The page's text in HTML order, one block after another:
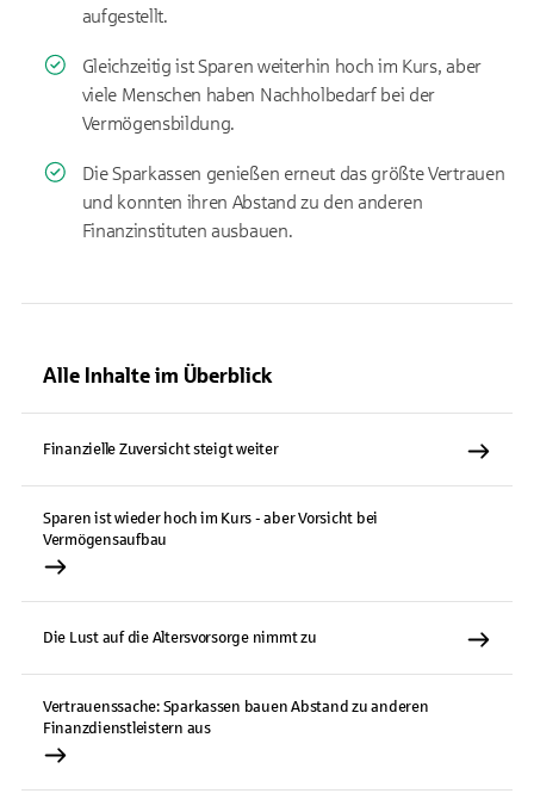
aufgestellt.
Gleichzeitig ist Sparen weiterhin hoch im Kurs, aber
viele Menschen haben Nachholbedarf bei der
Vermögensbildung.
Die Sparkassen genießen erneut das größte Vertrauen
und konnten ihren Abstand zu den anderen
Finanzinstituten ausbauen.
Alle Inhalte im Überblick
Finanzielle Zuversicht steigt weiter
Sparen ist wieder hoch im Kurs - aber Vorsicht bei
Vermögensaufbau
Die Lust auf die Altersvorsorge nimmt zu
Vertrauenssache: Sparkassen bauen Abstand zu anderen
Finanzdienstleistern aus